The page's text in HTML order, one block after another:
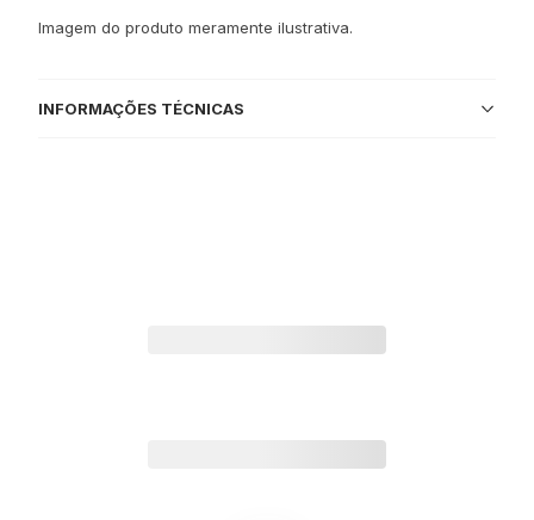
Imagem do produto meramente ilustrativa.
INFORMAÇÕES TÉCNICAS